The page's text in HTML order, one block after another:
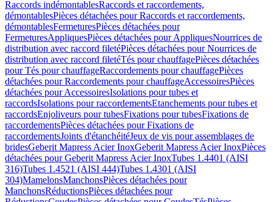
Raccords indémontablesRaccords et raccordements,
démontablesPièces détachées pour Raccords et raccordements,
démontablesFermeturesPièces détachées pour
FermeturesAppliquesPièces détachées pour AppliquesNourrices de
distribution avec raccord filetéPièces détachées pour Nourrices de
distribution avec raccord filetéTés pour chauffagePièces détachées
pour Tés pour chauffageRaccordements pour chauffagePièces
détachées pour Raccordements pour chauffageAccessoiresPièces
détachées pour AccessoiresIsolations pour tubes et
raccordsIsolations pour raccordementsEtanchements pour tubes et
raccordsEnjoliveurs pour tubesFixations pour tubesFixations de
raccordementsPièces détachées pour Fixations de
raccordementsJoints d'étanchéitéJeux de vis pour assemblages de
bridesGeberit Mapress Acier InoxGeberit Mapress Acier InoxPièces
détachées pour Geberit Mapress Acier InoxTubes 1.4401 (AISI
316)Tubes 1.4521 (AISI 444)Tubes 1.4301 (AISI
304)MamelonsManchonsPièces détachées pour
ManchonsRéductionsPièces détachées pour